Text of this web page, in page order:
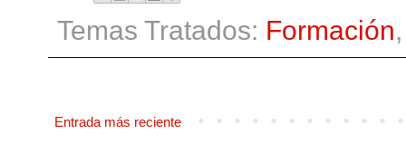
Temas Tratados: Formación
Entrada más reciente